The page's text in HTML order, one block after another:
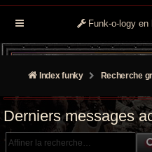
Funk-o-logy en
Index funky Recherche
Derniers messages